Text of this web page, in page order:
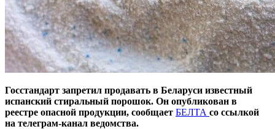
Госстандарт запретил продавать в Беларуси известный
испанский стиральный порошок. Он опубликован в
реестре опасной продукции, сообщает БЕЛТА со ссылкой
на телеграм-канал ведомства.